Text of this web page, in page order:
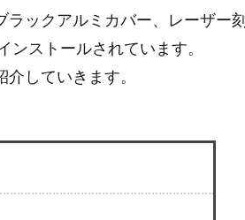
ックアルミカバー、レーザー刻
ンストールされています。
していきます。